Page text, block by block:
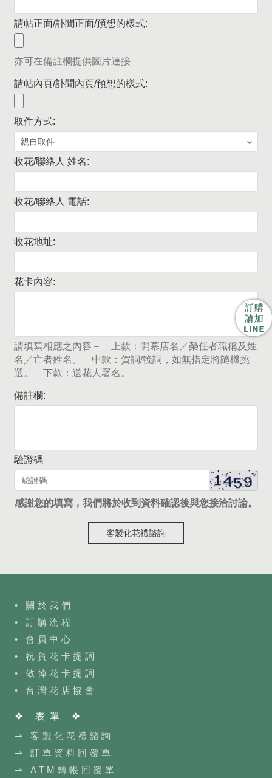
請帖正面/訃聞正面/預想的樣式:
亦可在備註欄提供圖片連接
請帖內頁/訃聞內頁/預想的樣式:
取件方式:
收花/聯絡人 姓名:
收花/聯絡人 電話:
收花地址:
花卡內容:
請填寫相應之內容－ 上款：開幕店名／榮任者職稱及姓
名／亡者姓名。 中款：賀詞/輓詞，如無指定將隨機挑
選。 下款：送花人署名。
備註欄:
驗證碼
感謝您的填寫，我們將於收到資料確認後與您接洽討論。
客製化花禮諮詢
• 關於我們
• 訂購流程
• 會員中心
• 祝賀花卡提詞
• 敬悼花卡提詞
• 台灣花店協會
❖ 表單 ❖
⇀ 客製化花禮諮詢
⇀ 訂單資料回覆單
⇀ ATM轉帳回覆單